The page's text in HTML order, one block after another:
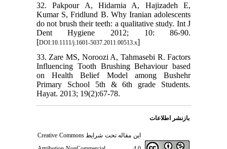
32. Pakpour A, Hidarnia A, Hajizadeh E,
Kumar S, Fridlund B. Why Iranian adolescents
do not brush their teeth: a qualitative study. Int J
Dent Hygiene 2012; 10: 86-90.
[DOI:10.1111/j.1601-5037.2011.00513.x]
33. Zare MS, Noroozi A, Tahmasebi R. Factors
Influencing Tooth Brushing Behaviour based
on Health Belief Model among Bushehr
Primary School 5th & 6th grade Students.
Hayat. 2013; 19(2):67-78.
بازنشر اطلاعات
این مقاله تحت شرایطCreative Commons